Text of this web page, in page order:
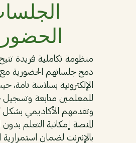
منظومة تكاملية فريدة
دمج جلساتهم الحضورية مع
الإلكترونية بسلاسة تامة،
للمعلمين متابعة
وتقدمهم الأكاديمي بشكل
المنصة إمكانية التعلم
بالإنترنت لضمان استمرارية